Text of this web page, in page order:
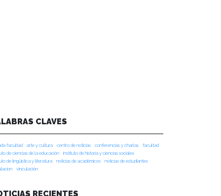
CLAVES
facultad arte y cultura centro de noticias conferencias y charlas
facultad
de ciencias de la educación
instituto de historia y ciencias sociales
de lingüística y literatura
noticias de académicos
noticias de estudiantes
vinculación
RECIENTES